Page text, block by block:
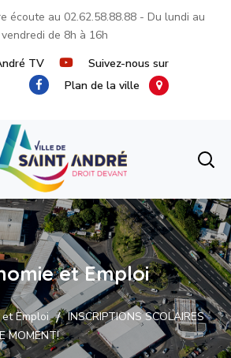
écoute au 02.62.58.88.88- Du lundi au
vendredi de 8h à 16h
TV
Suivez-nous sur
Plan de la ville
et Emploi
Emploi
INSCRIPTIONS SCOLAIRES
MOMENT!